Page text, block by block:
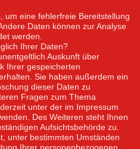
um eine fehlerfreie Bereitstellung
Daten können zur Analyse
werden.
Ihrer Daten?
Auskunft über
Ihrer gespeicherten
Sie haben außerdem ein
dieser Daten zu
Fragen zum Thema
unter der im Impressum
Des Weiteren steht Ihnen
Aufsichtsbehörde zu.
unter bestimmten Umständen
Ihrer personenbezogenen